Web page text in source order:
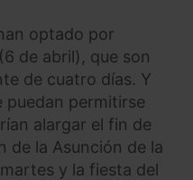
optado por
de abril), que son
de cuatro días. Y
puedan permitirse
alargar el fin de
de la Asunción de la
y la fiesta del